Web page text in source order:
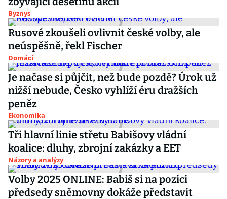
Byznys
Rusové zkoušeli ovlivnit české volby, ale
neúspěšně, řekl Fischer
Domácí
Je načase si půjčit, než bude pozdě? Úrok už
nižší nebude, Česko vyhlíží éru dražších
peněz
Ekonomika
Tři hlavní linie střetu Babišovy vládní
koalice: dluhy, zbrojní zakázky a EET
Názory a analýzy
Volby 2025 ONLINE: Babiš si na pozici
předsedy sněmovny dokáže představit